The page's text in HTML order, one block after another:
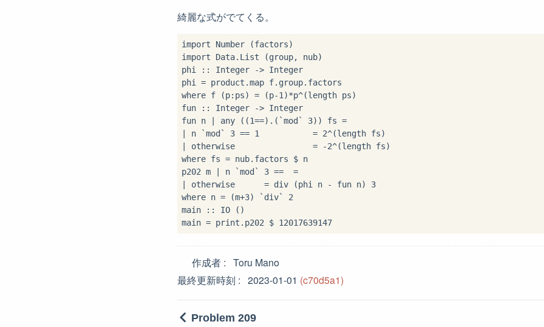
綺麗な式がでてくる。
import
import Data.List (group, nub)
phi
:: Integer -> Integer
phi = product .map f. group.
where f (p: ps) = (p-1 )*p^(length ps)
fun
:: Integer -> Integer
fun n
any ((1==) . ( `mod` 3)) fs =
n `mod` 3 == 1 = 2^
otherwise = -2^
where fs = nub. factors $ n
p202 m
n `mod` 3 ==
=
otherwise = div (phi n - fun n) 3
where n = (m+3) `div`
2
main
::
IO ()
main = print . p202 $ 12017639147
作成者
Toru Mano
最終更新時刻
2023-01-01 (c70d5a1)
Problem 209